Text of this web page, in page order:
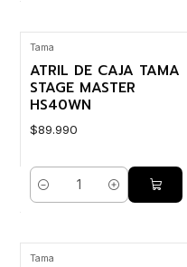
Tama
ATRIL DE CAJA TAMA
STAGE MASTER
HS40WN
$89.990
Cantidad
Tama